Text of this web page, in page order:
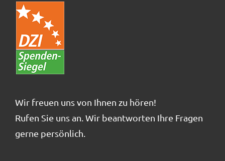
Wir freuen uns von Ihnen zu hören!
Rufen Sie uns an. Wir beantworten Ihre Fragen
gerne persönlich.